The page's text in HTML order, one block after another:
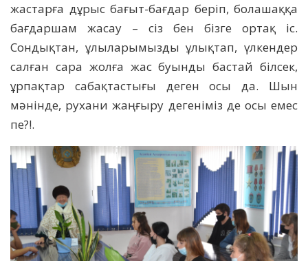
жастарға дұрыс бағыт-бағдар беріп, болашаққа
бағдаршам жасау – сіз бен бізге ортақ іс.
Сондықтан, ұлыларымызды ұлықтап, үлкендер
салған сара жолға жас буынды бастай білсек,
ұрпақтар сабақтастығы деген осы да. Шын
мәнінде, рухани жаңғыру дегеніміз де осы емес
пе?!.